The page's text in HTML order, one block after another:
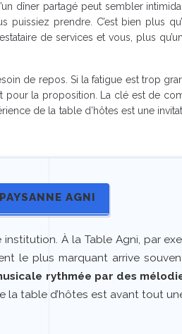
dîner partagé peut sembler
prendre. C’est bien plus
de services et vous, plus
de repos. Si la fatigue est trop
la proposition. La clé est de
de la table d’hôtes est une
AGNI
À la Table Agni, par
le plus marquant arrive
rythmée par des
la table d’hôtes est avant tout